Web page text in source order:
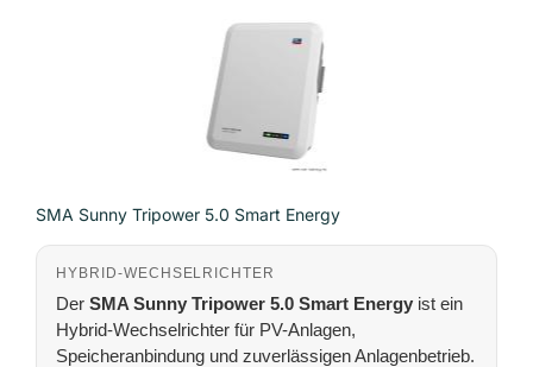
SMA Sunny Tripower 5.0 Smart Energy
HYBRID-WECHSELRICHTER
Der SMA Sunny Tripower 5.0 Smart Energy ist ein
Hybrid-Wechselrichter für PV-Anlagen,
Speicheranbindung und zuverlässigen Anlagenbetrieb.